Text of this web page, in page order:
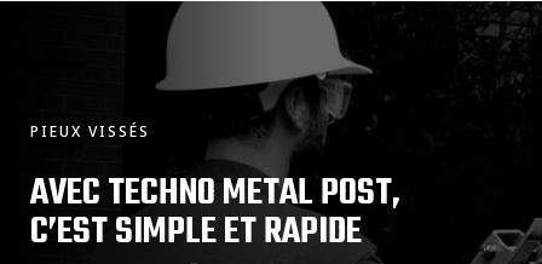
PIEUX VISSÉS
AVEC TECHNO METAL POST,
C’EST SIMPLE ET RAPIDE